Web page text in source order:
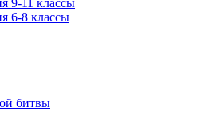
6-8 классы
битвы